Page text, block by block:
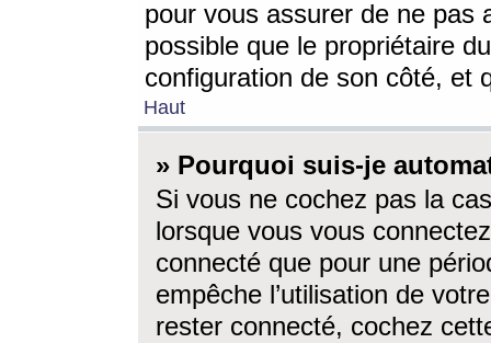
pour vous assurer de ne pas
possible que le propriétaire
configuration de son côté, et
Haut
» Pourquoi suis-je
Si vous ne cochez pas la
lorsque vous vous
connecté que pour une
empêche l’utilisation de
rester connecté, cochez